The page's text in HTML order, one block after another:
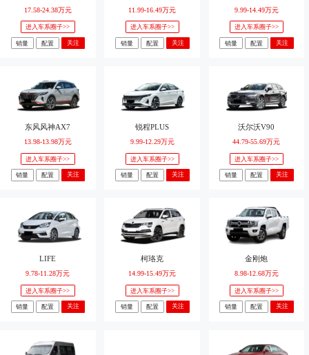
17.58-24.38万元
进入车系圈子>>
销量 配置 关注
11.99-16.49万元
进入车系圈子>>
销量 配置 关注
9.99-14.49万元
进入车系圈子>>
销量 配置 关注
东风风神AX7
13.98-13.98万元
进入车系圈子>>
销量 配置 关注
锐程PLUS
9.99-12.29万元
进入车系圈子>>
销量 配置 关注
沃尔沃V90
44.79-55.69万元
进入车系圈子>>
销量 配置 关注
LIFE
9.78-11.28万元
进入车系圈子>>
销量 配置 关注
柯珞克
14.99-15.49万元
进入车系圈子>>
销量 配置 关注
金刚炮
8.98-12.68万元
进入车系圈子>>
销量 配置 关注